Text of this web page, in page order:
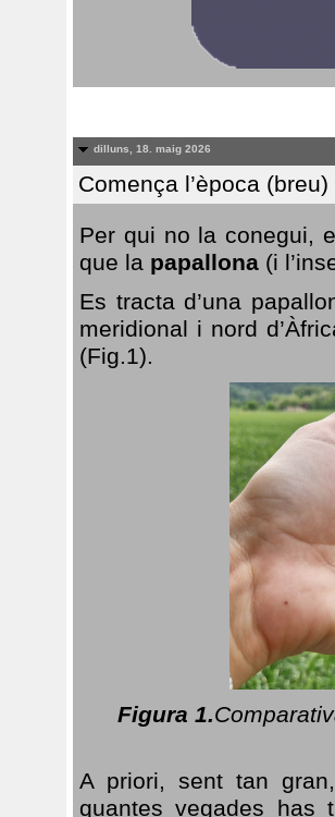
dilluns, 18. maig 2026
Comença l’època
Per qui no la conegui,
que la papallona (i
Es tracta d’una
meridional i nord
(Fig.1).
Figura 1.
A priori, sent tan
quantes vegades has